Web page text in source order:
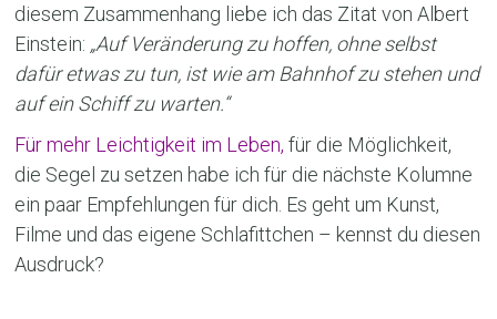
diesem Zusammenhang liebe ich das Zitat von Albert
Einstein: „Auf Veränderung zu hoffen, ohne selbst
dafür etwas zu tun, ist wie am Bahnhof zu stehen und
auf ein Schiff zu warten.“
Für mehr Leichtigkeit im Leben, für die Möglichkeit,
die Segel zu setzen habe ich für die nächste Kolumne
ein paar Empfehlungen für dich. Es geht um Kunst,
Filme und das eigene Schlafittchen – kennst du diesen
Ausdruck?